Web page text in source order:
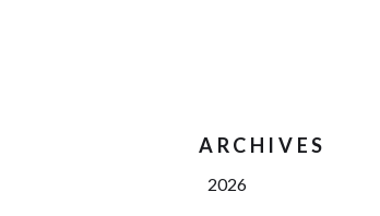
ARCHIVES
2026